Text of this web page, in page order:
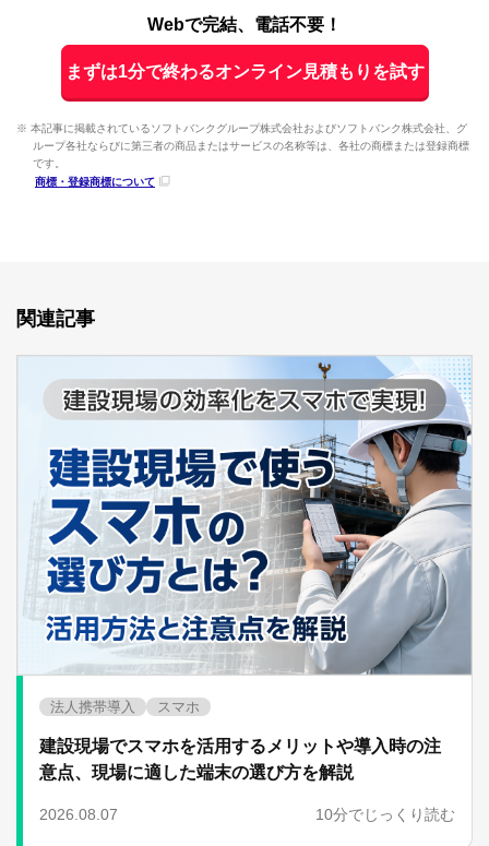
Webで完結、電話不要！
まずは1分で終わるオンライン見積もりを試す
※ 本記事に掲載されているソフトバンクグループ株式会社およびソフトバンク株式会社、グ
ループ各社ならびに第三者の商品またはサービスの名称等は、各社の商標または登録商標
です。
商標・登録商標について
関連記事
法人携帯導入 スマホ
建設現場でスマホを活用するメリットや導入時の注
意点、現場に適した端末の選び方を解説
2026.08.07 10分でじっくり読む